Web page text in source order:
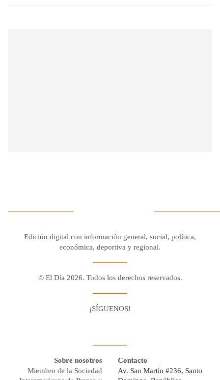
Edición digital con información general, social, política,
económica, deportiva y regional.
© El Día 2026. Todos los derechos reservados.
¡SÍGUENOS!
Sobre nosotros
Miembro de la Sociedad
Contacto
Av. San Martín #236, Santo